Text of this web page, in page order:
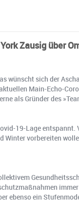
Zausig über
wünscht sich der
Main-Echo-
als Gründer des
19-Lage
vorbereiten
ebenso ein